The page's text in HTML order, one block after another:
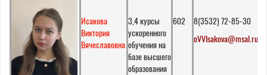
Исакова
Виктория
Вячеславовна
3,4 курсы
ускоренного
обучения на
базе высшего
образования
602
8(3532) 72-85-30
oVVIsakova@msal.ru